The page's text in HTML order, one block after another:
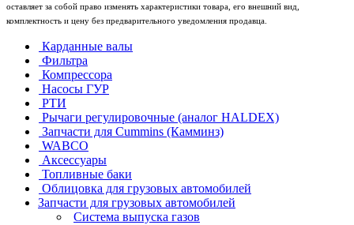
оставляет за собой право изменять характеристики товара, его внешний вид,
комплектность и цену без предварительного уведомления продавца.
Карданные валы
Фильтра
Компрессора
Насосы ГУР
РТИ
Рычаги регулировочные (аналог HALDEX)
Запчасти для Cummins (Камминз)
WABCO
Аксессуары
Топливные баки
Облицовка для грузовых автомобилей
Запчасти для грузовых автомобилей
Система выпуска газов